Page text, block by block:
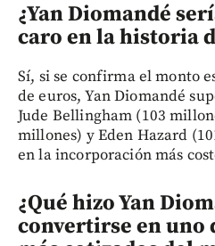
¿Yan Diomandé
caro en la historia
Sí, si se confirma el monto
de euros, Yan Diomandé
Jude Bellingham (103
millones) y Eden Hazard
en la incorporación más
¿Qué hizo Yan
convertirse en uno